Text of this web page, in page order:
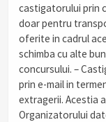
castigatorului prin
doar pentru
oferite in cadrul
schimba cu alte
concursului. –
prin e-mail in
extragerii. Acestia
Organizatorului